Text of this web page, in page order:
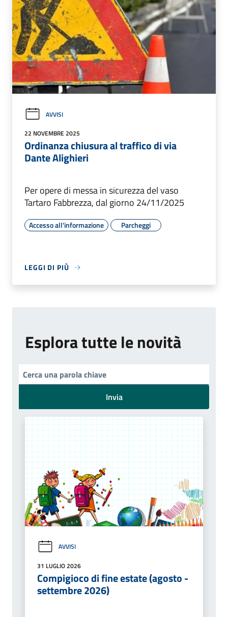
AVVISI
22 NOVEMBRE 2025
Ordinanza chiusura al traffico di via
Dante Alighieri
Per opere di messa in sicurezza del vaso
Tartaro Fabbrezza, dal giorno 24/11/2025
Accesso all'informazione Parcheggi
LEGGI DI PIÙ
Esplora tutte le novità
Invia
AVVISI
31 LUGLIO 2026
Compigioco di fine estate (agosto -
settembre 2026)